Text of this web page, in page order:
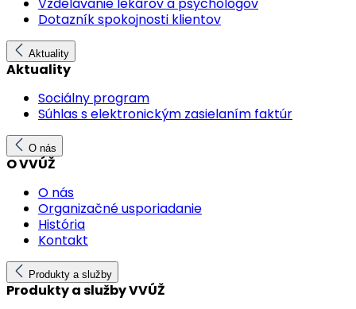
Dotazník spokojnosti klientov
Aktuality
Aktuality
Sociálny program
Súhlas s elektronickým zasielaním faktúr
O nás
O VVÚŽ
O nás
Organizačné usporiadanie
História
Kontakt
Produkty a služby
Produkty a služby VVÚŽ